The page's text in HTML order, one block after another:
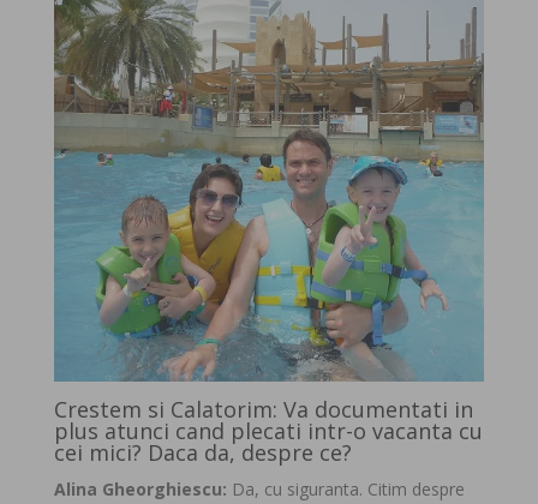
Crestem si Calatorim: Va documentati in
plus atunci cand plecati intr-o vacanta cu
cei mici? Daca da, despre ce?
Alina Gheorghiescu: Da, cu siguranta. Citim despre